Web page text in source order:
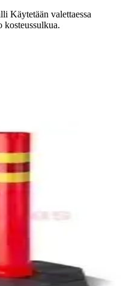
Käytetään valettaessa
kosteussulkua.